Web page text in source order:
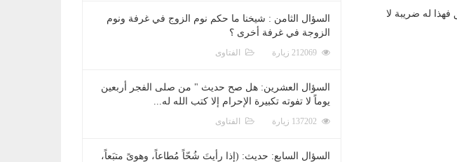
له ضريبة لا
السؤال الثامن : شيخنا ما حكم نوم الزوج في غرفة ونوم
الزوجة في غرفة أخرى ؟
الفتاوى
السؤال العشرين: هل صح حديث " من صلى الفجر أربعين
يوماً لا تفوته تكبيرة الإحرام إلا كتب الله له...
الفتاوى
السؤال السابع: حديث: (إذا رأيتَ شُحّاً مُطاعاً، وهوىً متبَعاً،